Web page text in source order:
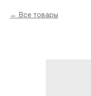
Все товары